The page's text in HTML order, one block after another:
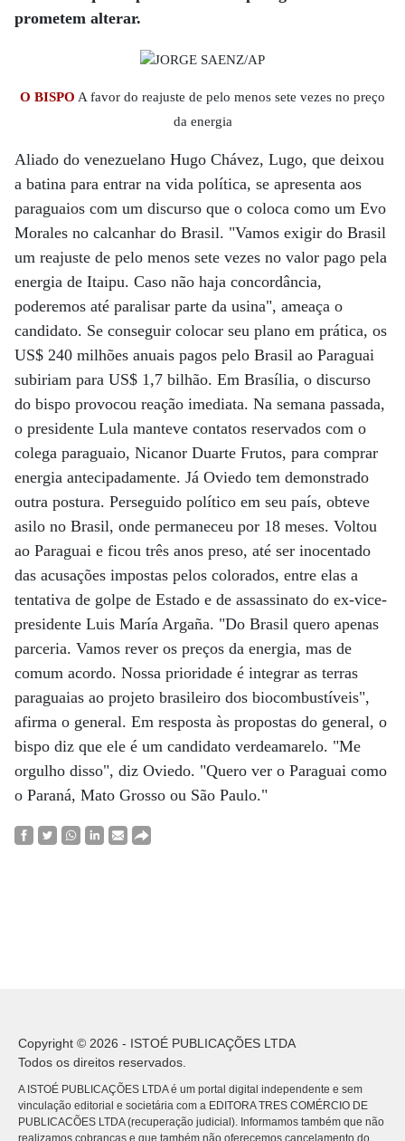
prometem alterar.
O BISPO A favor do reajuste de pelo menos sete vezes no preço
da energia
Aliado do venezuelano Hugo Chávez, Lugo, que deixou
a batina para entrar na vida política, se apresenta aos
paraguaios com um discurso que o coloca como um Evo
Morales no calcanhar do Brasil. "Vamos exigir do Brasil
um reajuste de pelo menos sete vezes no valor pago pela
energia de Itaipu. Caso não haja concordância,
poderemos até paralisar parte da usina", ameaça o
candidato. Se conseguir colocar seu plano em prática, os
US$ 240 milhões anuais pagos pelo Brasil ao Paraguai
subiriam para US$ 1,7 bilhão. Em Brasília, o discurso
do bispo provocou reação imediata. Na semana passada,
o presidente Lula manteve contatos reservados com o
colega paraguaio, Nicanor Duarte Frutos, para comprar
energia antecipadamente. Já Oviedo tem demonstrado
outra postura. Perseguido político em seu país, obteve
asilo no Brasil, onde permaneceu por 18 meses. Voltou
ao Paraguai e ficou três anos preso, até ser inocentado
das acusações impostas pelos colorados, entre elas a
tentativa de golpe de Estado e de assassinato do ex-vice-
presidente Luis María Argaña. "Do Brasil quero apenas
parceria. Vamos rever os preços da energia, mas de
comum acordo. Nossa prioridade é integrar as terras
paraguaias ao projeto brasileiro dos biocombustíveis",
afirma o general. Em resposta às propostas do general, o
bispo diz que ele é um candidato verdeamarelo. "Me
orgulho disso", diz Oviedo. "Quero ver o Paraguai como
o Paraná, Mato Grosso ou São Paulo."
Copyright © 2026 - ISTOÉ PUBLICAÇÕES LTDA
Todos os direitos reservados.
A ISTOÉ PUBLICAÇÕES LTDA é um portal digital independente e sem
vinculação editorial e societária com a EDITORA TRES COMÉRCIO DE
PUBLICACÕES LTDA (recuperação judicial). Informamos também que não